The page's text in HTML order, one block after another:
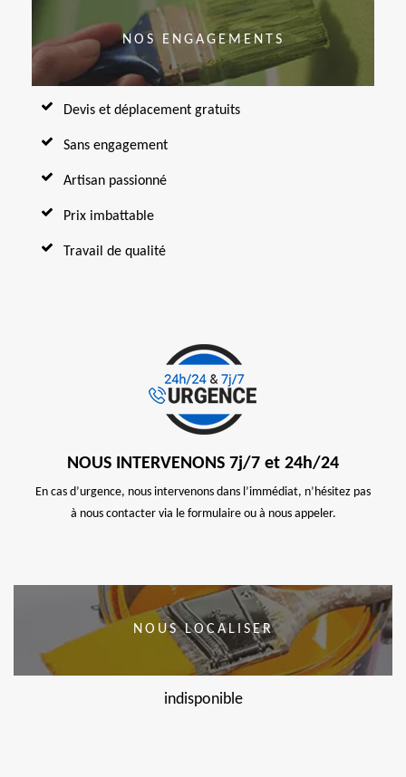
NOS ENGAGEMENTS
Devis et déplacement gratuits
Sans engagement
Artisan passionné
Prix imbattable
Travail de qualité
NOUS INTERVENONS 7j/7 et 24h/24
En cas d’urgence, nous intervenons dans l’immédiat, n’hésitez pas
à nous contacter via le formulaire ou à nous appeler.
NOUS LOCALISER
indisponible